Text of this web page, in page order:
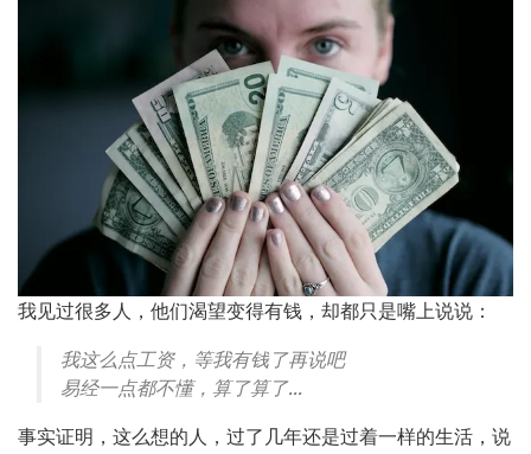
我见过很多人，他们渴望变得有钱，却都只是嘴上说说：
我这么点工资，等我有钱了再说吧
易经一点都不懂，算了算了…
事实证明，这么想的人，过了几年还是过着一样的生活，说